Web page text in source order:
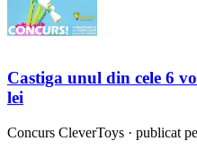
Castiga unul din cele 6
lei
Concurs CleverToys · publicat